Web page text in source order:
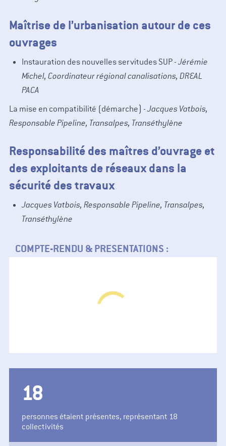
Maîtrise de l’urbanisation autour de ces
ouvrages
Instauration des nouvelles servitudes SUP -Jérémie
Michel, Coordinateur régional canalisations, DREAL
PACA
La mise en compatibilité (démarche) -Jacques Vatbois,
Responsable Pipeline, Transalpes, Transéthylène
Responsabilité des maîtres d’ouvrage et
des exploitants de réseaux dans la
sécurité des travaux
Jacques Vatbois, Responsable Pipeline, Transalpes,
Transéthylène
COMPTE-RENDU & PRESENTATIONS :
22
personnes étaient présentes, représentant 18
collectivités